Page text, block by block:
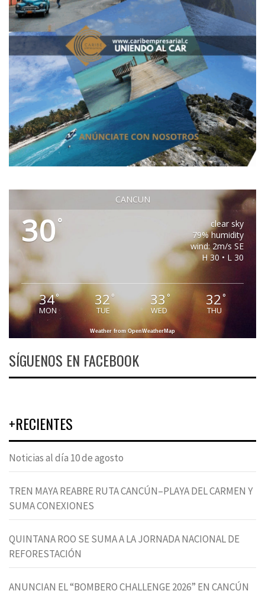
CANCUN
30°
clear sky
79% humidity
wind: 2m/s SE
H 30 • L 30
34°
MON
32°
TUE
33 °
WED
32°
THU
Weather from OpenWeatherMap
SÍGUENOS EN FACEBOOK
+RECIENTES
Noticias al día 10 de agosto
TREN MAYA REABRE RUTA CANCÚN–PLAYA DEL CARMEN Y
SUMA CONEXIONES
QUINTANA ROO SE SUMA A LA JORNADA NACIONAL DE
REFORESTACIÓN
ANUNCIAN EL “BOMBERO CHALLENGE 2026” EN CANCÚN